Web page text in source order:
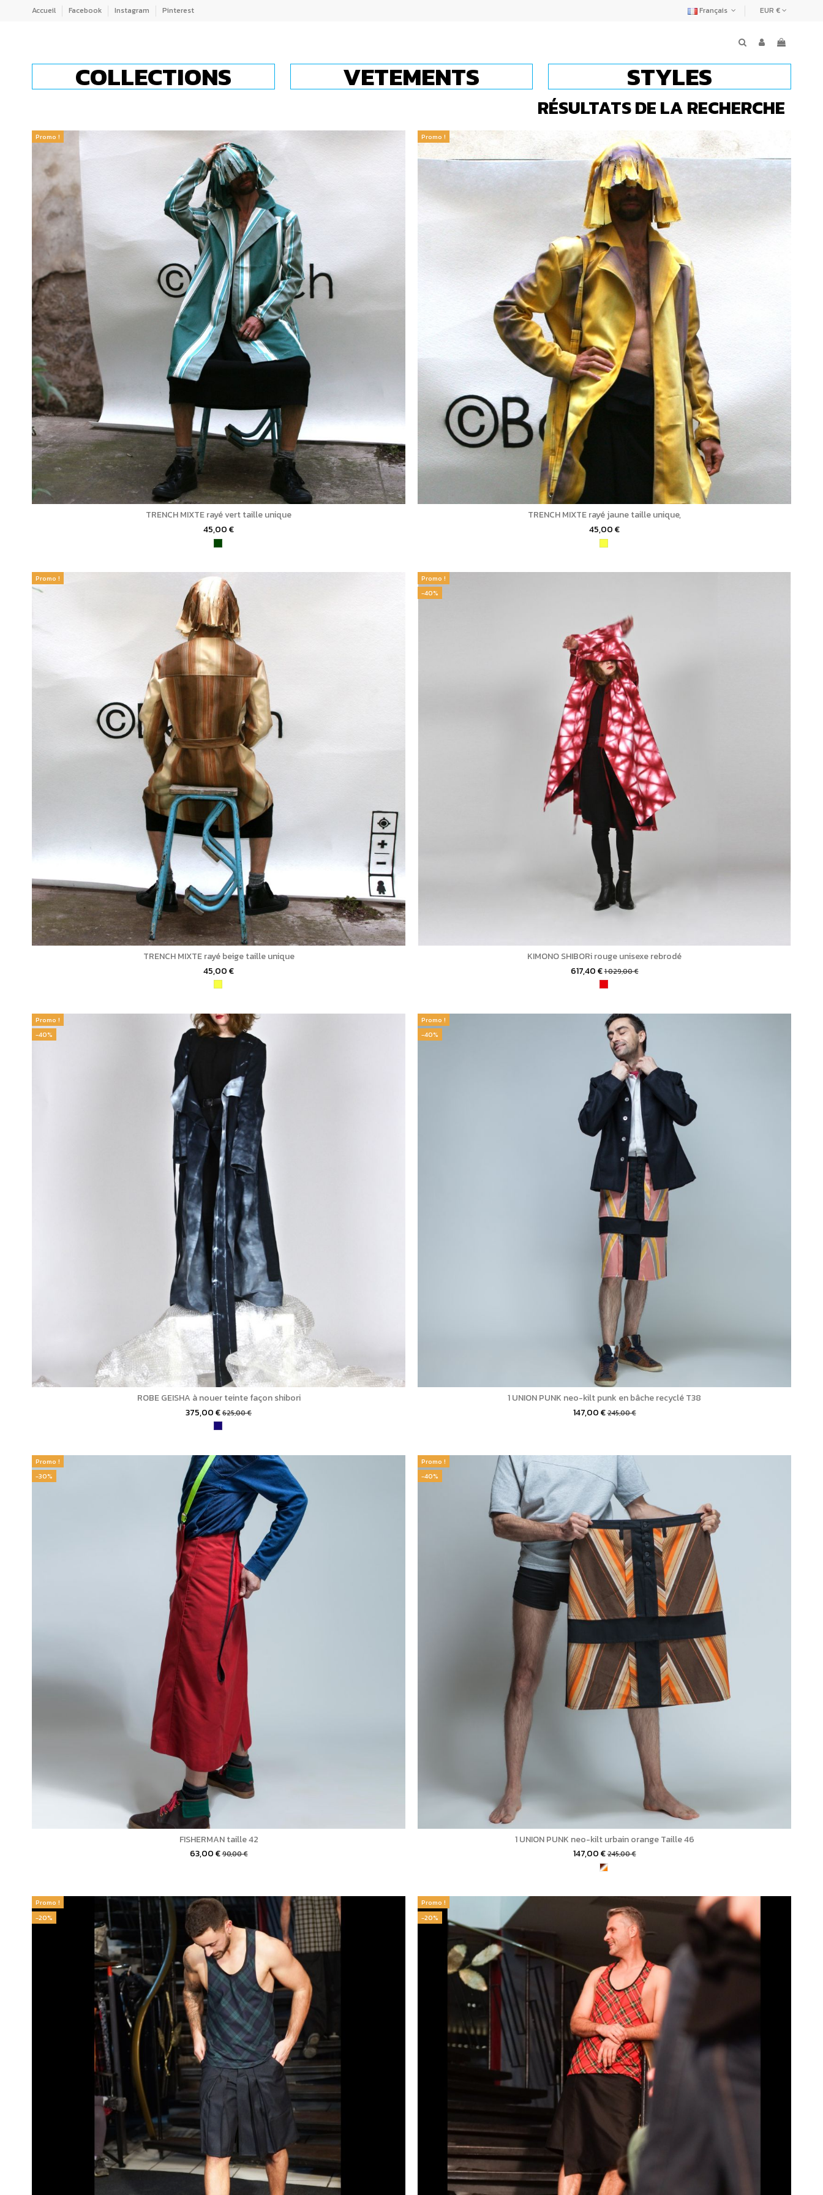
Accueil Facebook Instagram Pinterest Français EUR €
COLLECTIONS VETEMENTS STYLES
RÉSULTATS DE LA RECHERCHE
Promo !
TRENCH MIXTE rayé vert taille unique
45,00 €
Promo !
TRENCH MIXTE rayé jaune taille unique,
45,00 €
Promo !
TRENCH MIXTE rayé beige taille unique
45,00 €
Promo !
-40%
KIMONO SHIBORi rouge unisexe rebrodé
617,40 €1 029,00 €
Promo !
-40%
ROBE GEISHA à nouer teinte façon shibori
375,00 €625,00 €
Promo !
-40%
1 UNION PUNK neo-kilt punk en bâche recyclé T38
147,00 €245,00 €
Promo !
-30%
FISHERMAN taille 42
63,00 €90,00 €
Promo !
-40%
1 UNION PUNK neo-kilt urbain orange Taille 46
147,00 €245,00 €
Promo !
-20%
Promo !
-20%